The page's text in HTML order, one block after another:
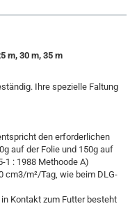
m, 30 m, 35 m
Ihre spezielle Faltung
den erforderlichen
auf der Folie und 150g auf
1 : 1988 Methoode A)
cm3/m²/Tag, wie beim DLG-
Kontakt zum Futter besteht